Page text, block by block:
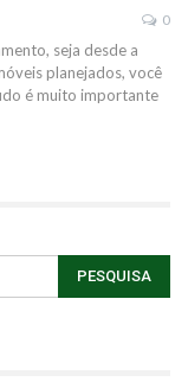
0
seja desde a
planejados, você
é muito importante